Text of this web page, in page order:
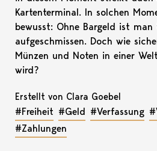
Kartenterminal. In solchen
bewusst: Ohne Bargeld ist man
aufgeschmissen. Doch wie
Münzen und Noten in einer
wird?
Erstellt von Clara Goebel
#Freiheit #Geld #Verfassung
#Zahlungen